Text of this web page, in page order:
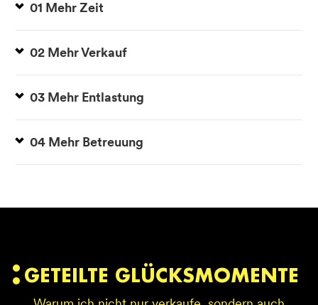
01 Mehr Zeit
02 Mehr Verkauf
03 Mehr Entlastung
04 Mehr Betreuung
GETEILTE GLÜCKSMOMENTE